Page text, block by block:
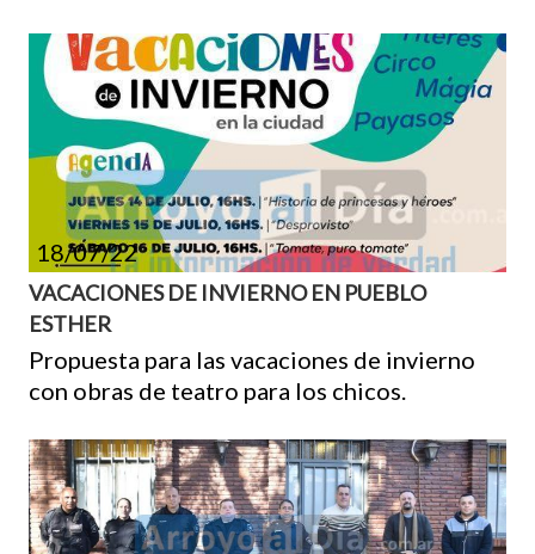
18/07/22
VACACIONES DE INVIERNO EN PUEBLO
ESTHER
Propuesta para las vacaciones de invierno
con obras de teatro para los chicos.